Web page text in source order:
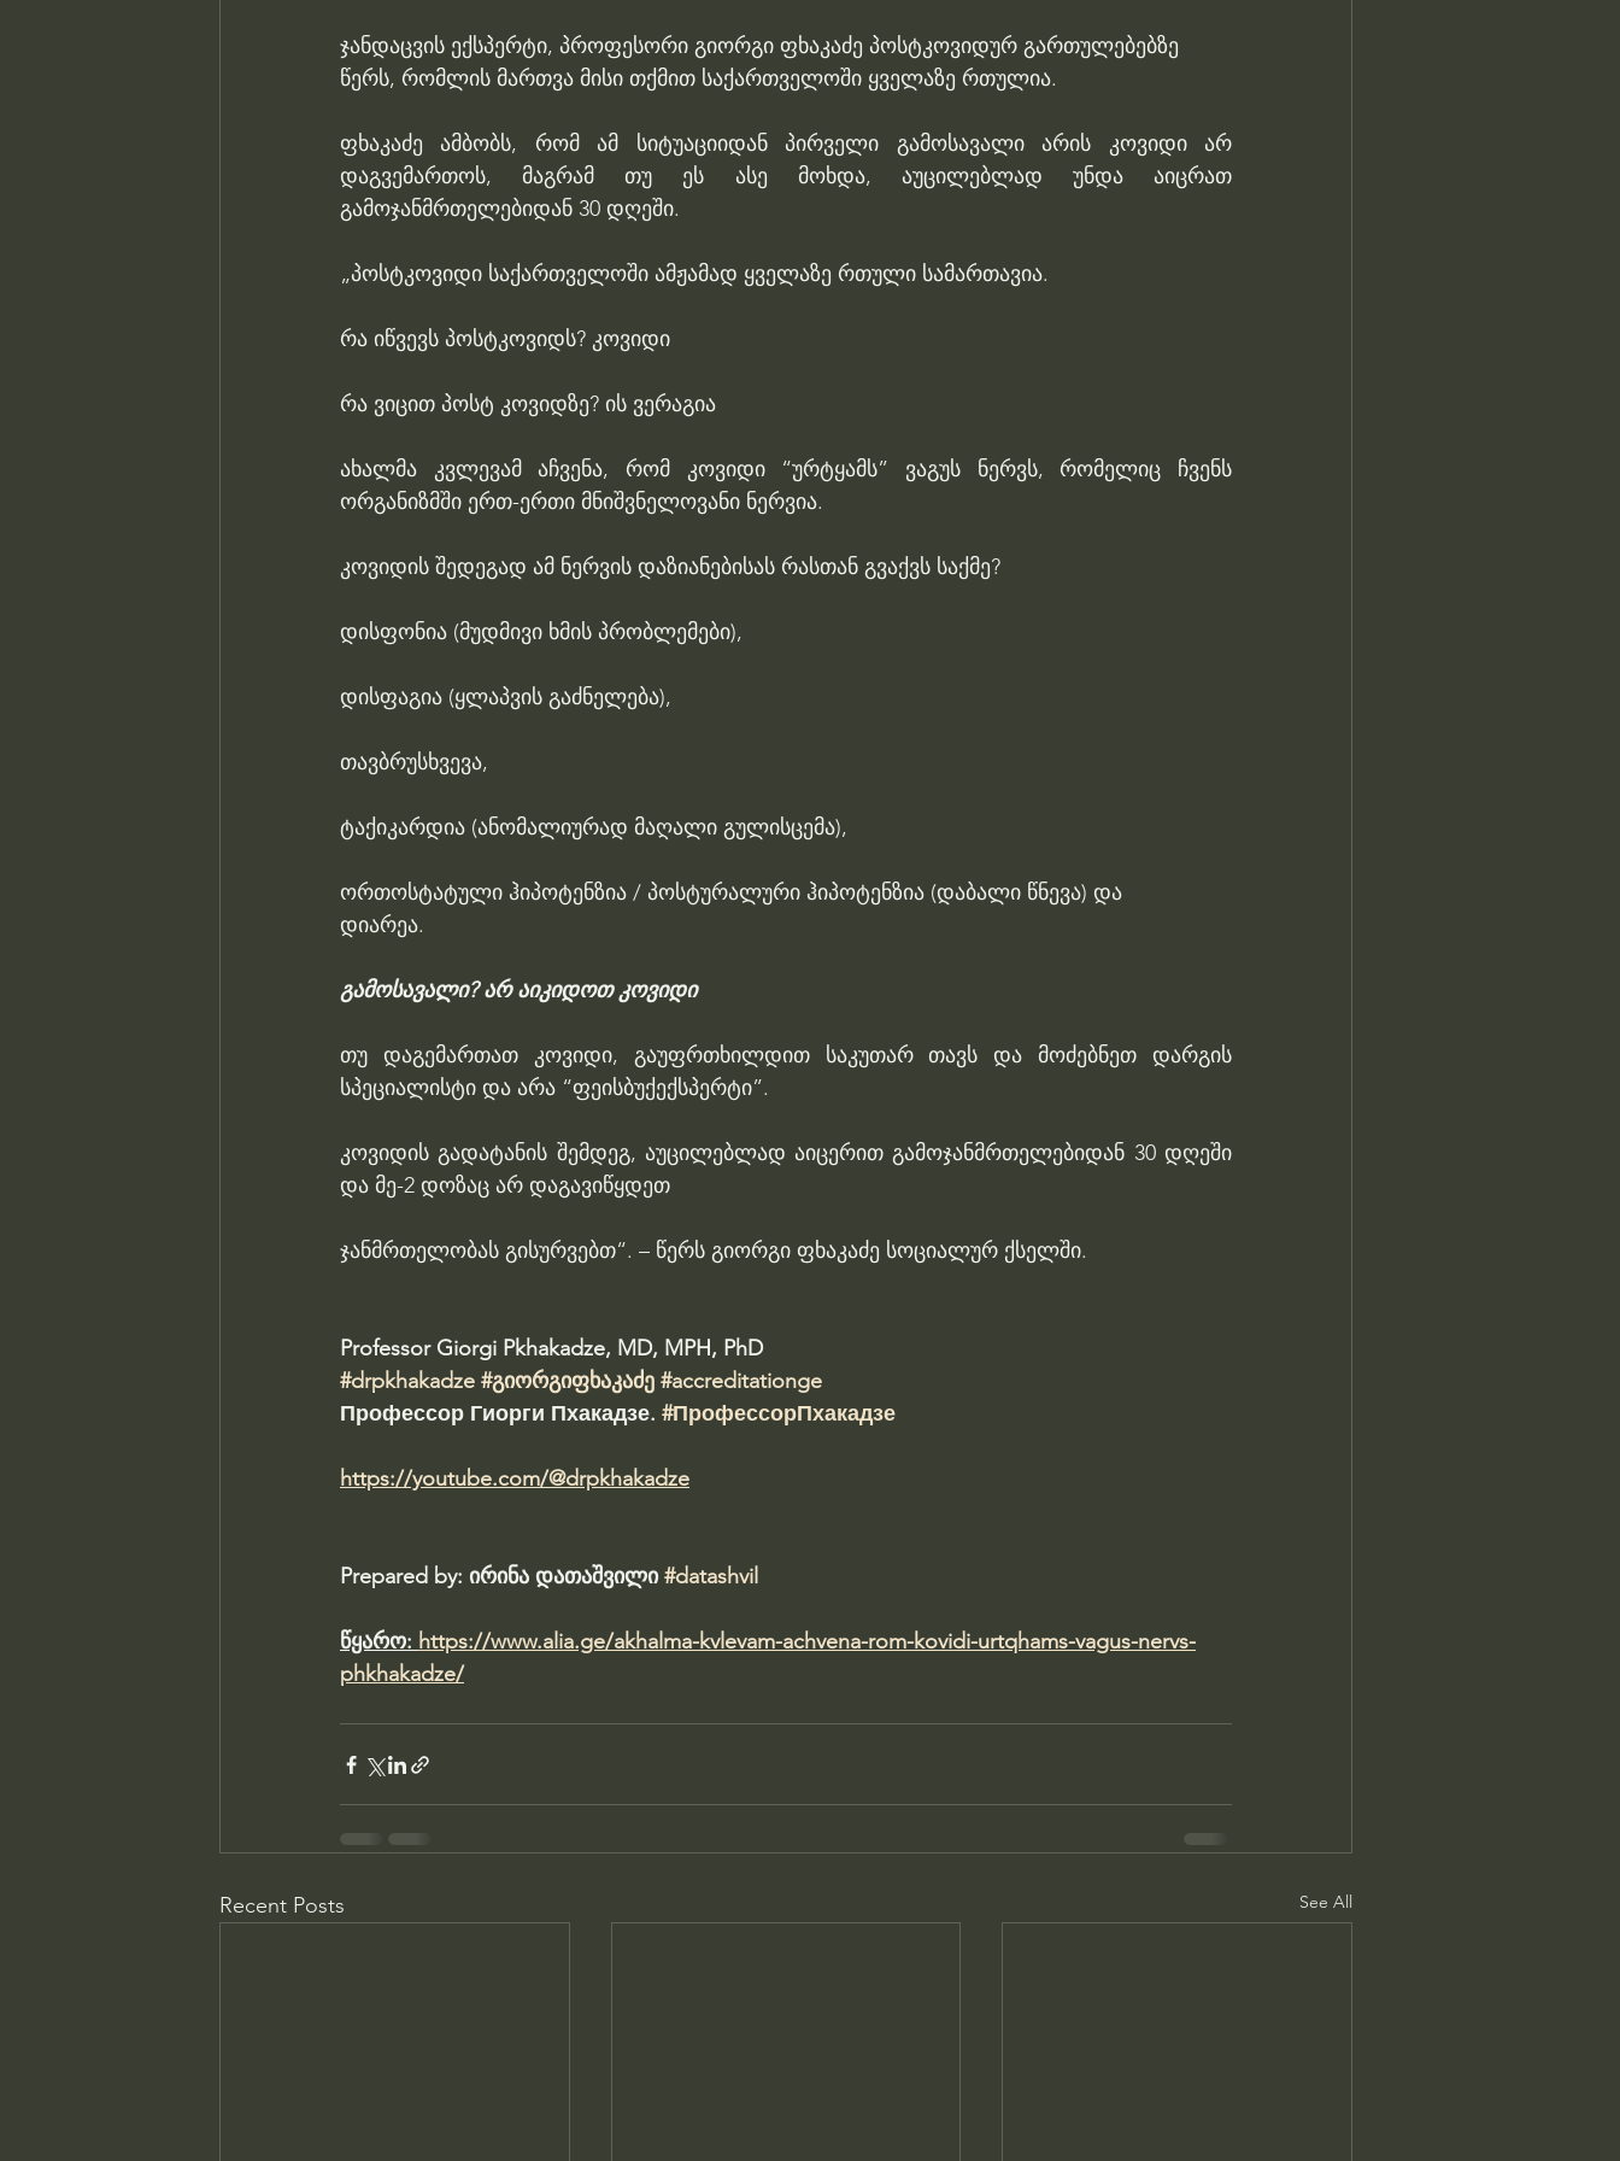
ჯანდაცვის ექსპერტი, პროფესორი გიორგი ფხაკაძე პოსტკოვიდურ გართულებებზე
წერს, რომლის მართვა მისი თქმით საქართველოში ყველაზე რთულია.
ფხაკაძე ამბობს, რომ ამ სიტუაციიდან პირველი გამოსავალი არის კოვიდი არ
დაგვემართოს, მაგრამ თუ ეს ასე მოხდა, აუცილებლად უნდა აიცრათ
გამოჯანმრთელებიდან 30 დღეში.
„პოსტკოვიდი საქართველოში ამჟამად ყველაზე რთული სამართავია.
რა იწვევს პოსტკოვიდს? კოვიდი
რა ვიცით პოსტ კოვიდზე? ის ვერაგია
ახალმა კვლევამ აჩვენა, რომ კოვიდი “ურტყამს” ვაგუს ნერვს, რომელიც ჩვენს
ორგანიზმში ერთ-ერთი მნიშვნელოვანი ნერვია.
კოვიდის შედეგად ამ ნერვის დაზიანებისას რასთან გვაქვს საქმე?
დისფონია (მუდმივი ხმის პრობლემები),
დისფაგია (ყლაპვის გაძნელება),
თავბრუსხვევა,
ტაქიკარდია (ანომალიურად მაღალი გულისცემა),
ორთოსტატული ჰიპოტენზია / პოსტურალური ჰიპოტენზია (დაბალი წნევა) და
დიარეა.
გამოსავალი? არ აიკიდოთ კოვიდი
თუ დაგემართათ კოვიდი, გაუფრთხილდით საკუთარ თავს და მოძებნეთ დარგის
სპეციალისტი და არა “ფეისბუქექსპერტი”.
კოვიდის გადატანის შემდეგ, აუცილებლად აიცერით გამოჯანმრთელებიდან 30 დღეში
და მე-2 დოზაც არ დაგავიწყდეთ
ჯანმრთელობას გისურვებთ“. – წერს გიორგი ფხაკაძე სოციალურ ქსელში.
Professor Giorgi Pkhakadze, MD, MPH, PhD
#drpkhakadze #გიორგიფხაკაძე #accreditationge
Профессор Гиорги Пхакадзе. #ПрофессорПхакадзе
https://youtube.com/@drpkhakadze
Prepared by: ირინა დათაშვილი #datashvil
წყარო: https://www.alia.ge/akhalma-kvlevam-achvena-rom-kovidi-urtqhams-vagus-nervs-
phkhakadze/
Recent Posts See All